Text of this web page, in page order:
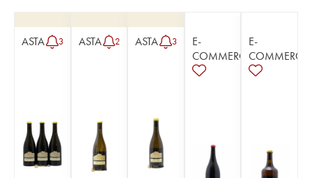
ASTA 3 ASTA 2 ASTA 3
E-
COMMERCE
E-
COMMERCE